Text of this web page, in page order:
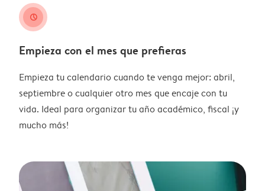
clock
Empieza con el mes que prefieras
Empieza tu calendario cuando te venga mejor: abril,
septiembre o cualquier otro mes que encaje con tu
vida. Ideal para organizar tu año académico, fiscal ¡y
mucho más!